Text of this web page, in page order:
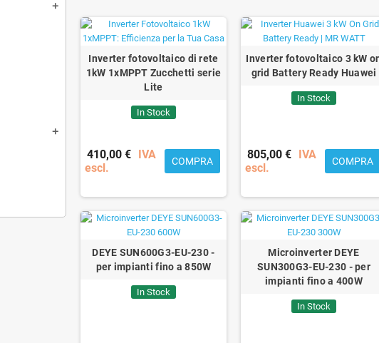
add
add
Inverter fotovoltaico di rete
1kW 1xMPPT Zucchetti serie
Lite
In Stock
410,00 € IVA
escl.
COMPRA
Inverter fotovoltaico 3 kW
grid Battery Ready Huawei
In Stock
805,00 € IVA
escl.
COMPRA
DEYE SUN600G3-EU-230 -
per impianti fino a 850W
In Stock
Microinverter DEYE
SUN300G3-EU-230 - per
impianti fino a 400W
In Stock